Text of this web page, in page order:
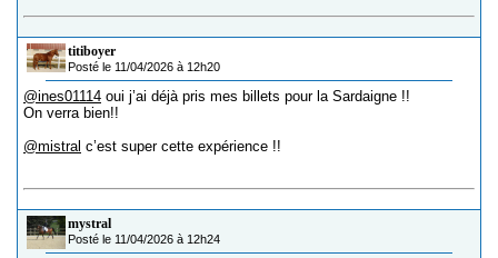
titiboyer
Posté le 11/04/2026 à 12h20
@ines01114 oui j’ai déjà pris mes billets pour la Sardaigne !!
On verra bien!!
@mistral c’est super cette expérience !!
mystral
Posté le 11/04/2026 à 12h24